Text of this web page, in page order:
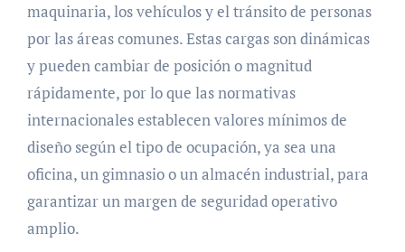
maquinaria, los vehículos y el tránsito de personas
por las áreas comunes. Estas cargas son dinámicas
y pueden cambiar de posición o magnitud
rápidamente, por lo que las normativas
internacionales establecen valores mínimos de
diseño según el tipo de ocupación, ya sea una
oficina, un gimnasio o un almacén industrial, para
garantizar un margen de seguridad operativo
amplio.